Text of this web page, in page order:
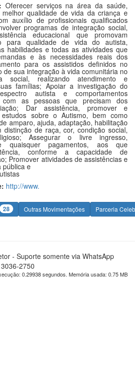
Oferecer serviços na área da saúde,
qualidade de vida da criança e
auxílio de profissionais qualificados
programas de integração social,
educacional que promovam
para qualidade de vida do autista,
habilidades e todas as atividades que
e às necessidades reais dos
para os assistidos definidos no
de sua integração à vida comunitária no
social, realizando atendimento e
famílias; Apoiar a investigação do
autista e comportamentos
com as pessoas que precisam dos
Dar assistência, promover e
sobre o Autismo, bem como
amparo, ajuda, adaptação, habilitação
distinção de raça, cor, condição social,
Assegurar o livre ingresso,
quaisquer pagamentos, aos que
conforme a capacidade de
Promover atividades de assistências e
pública e
http://www.
28 Outras Movimentações Parceria
- Suporte somente via WhatsApp
2750
0.29938 segundos. Memória usada: 0.75 MB